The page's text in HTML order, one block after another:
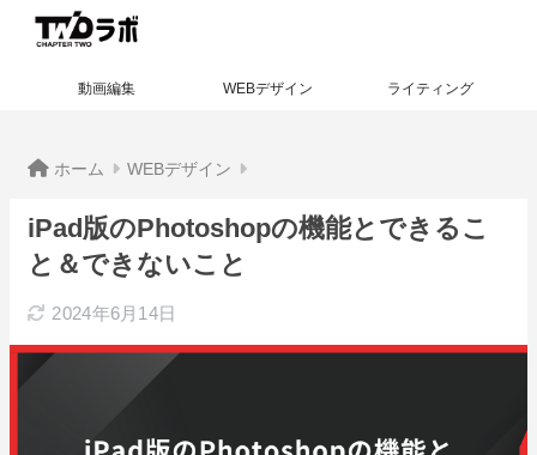
動画編集 WEBデザイン ライティング
ホーム WEBデザイン
iPad版のPhotoshopの機能とできるこ
と＆できないこと
2024年6月14日